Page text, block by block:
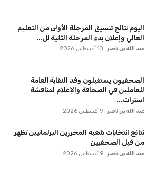
اليوم نتائج تنسيق المرحلة الأولى من التعليم
العالي وإعلان بدء المرحلة الثانية لل...
عبد الله بن ناصر 10 أغسطس 2026
الصحفيون يستقبلون وفد النقابة العامة
للعاملين في الصحافة والإعلام لمناقشة
استرات...
عبد الله بن ناصر 9 أغسطس 2026
نتائج انتخابات شُعبة المحررين البرلمانيين تظهر
من قبل الصحفيين
عبد الله بن ناصر 9 أغسطس 2026